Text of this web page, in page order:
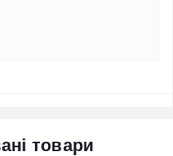
товари